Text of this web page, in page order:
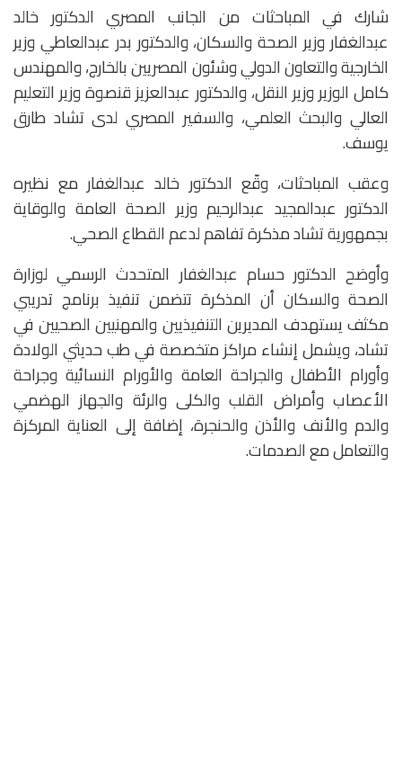
شارك في المباحثات من الجانب المصري الدكتور خالد
عبدالغفار وزير الصحة والسكان، والدكتور بدر عبدالعاطي وزير
الخارجية والتعاون الدولي وشئون المصريين بالخارج، والمهندس
كامل الوزير وزير النقل، والدكتور عبدالعزيز قنصوة وزير التعليم
العالي والبحث العلمي، والسفير المصري لدى تشاد طارق
يوسف.
وعقب المباحثات، وقّع الدكتور خالد عبدالغفار مع نظيره
الدكتور عبدالمجيد عبدالرحيم وزير الصحة العامة والوقاية
بجمهورية تشاد مذكرة تفاهم لدعم القطاع الصحي.
وأوضح الدكتور حسام عبدالغفار المتحدث الرسمي لوزارة
الصحة والسكان أن المذكرة تتضمن تنفيذ برنامج تدريبي
مكثف يستهدف المديرين التنفيذيين والمهنيين الصحيين في
تشاد، ويشمل إنشاء مراكز متخصصة في طب حديثي الولادة
وأورام الأطفال والجراحة العامة والأورام النسائية وجراحة
الأعصاب وأمراض القلب والكلى والرئة والجهاز الهضمي
والدم والأنف والأذن والحنجرة، إضافة إلى العناية المركزة
والتعامل مع الصدمات.